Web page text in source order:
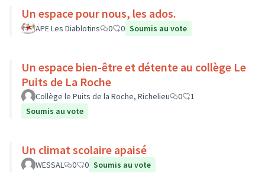
Un espace pour nous, les ados.
APE Les Diablotins 0 0 Soumis au vote
Un espace bien-être et détente au collège Le
Puits de La Roche
Collège le Puits de la Roche, Richelieu 0
1
Soumis au vote
Un climat scolaire apaisé
WESSAL 0 0 Soumis au vote